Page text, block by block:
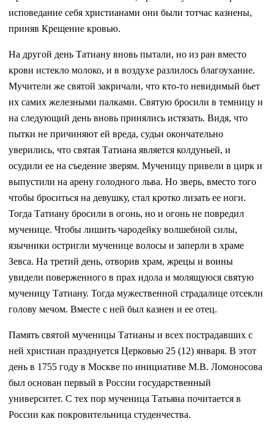
исповедание себя христианами они были тотчас казнены,
приняв Крещение кровью.
На другой день Татиану вновь пытали, но из ран вместо
крови истекло молоко, и в воздухе разлилось благоухание.
Мучители же святой закричали, что кто-то невидимый бьет
их самих железными палками. Святую бросили в темницу и
на следующий день вновь принялись истязать. Видя, что
пытки не причиняют ей вреда, судьи окончательно
уверились, что святая Татиана является колдуньей, и
осудили ее на съедение зверям. Мученицу привели в цирк и
выпустили на арену голодного льва. Но зверь, вместо того
чтобы броситься на девушку, стал кротко лизать ее ноги.
Тогда Татиану бросили в огонь, но и огонь не повредил
мученице. Чтобы лишить чародейку волшебной силы,
язычники остригли мученице волосы и заперли в храме
Зевса. На третий день, отворив храм, жрецы и воины
увидели поверженного в прах идола и молящуюся святую
мученицу Татиану. Тогда мужественной страдалице отсекли
голову мечом. Вместе с ней был казнен и ее отец.
Память святой мученицы Татианы и всех пострадавших с
ней христиан празднуется Церковью 25 (12) января. В этот
день в 1755 году в Москве по инициативе М.В. Ломоносова
был основан первый в России государственный
университет. С тех пор мученица Татьяна почитается в
России как покровительница студенчества.